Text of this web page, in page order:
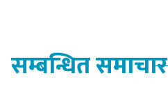
सम्बन्धित समाचार